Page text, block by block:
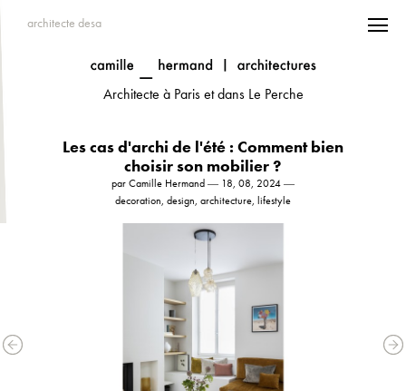
architecte desa
Architecte à Paris et dans Le Perche
Les cas d'archi de l'été : Comment bien
choisir son mobilier ?
par Camille Hermand ― 18, 08, 2024 ―
decoration, design, architecture, lifestyle